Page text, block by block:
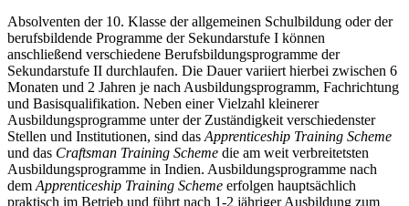
Absolventen der 10. Klasse der allgemeinen Schulbildung oder der
berufsbildende Programme der Sekundarstufe I können
anschließend verschiedene Berufsbildungsprogramme der
Sekundarstufe II durchlaufen. Die Dauer variiert hierbei zwischen 6
Monaten und 2 Jahren je nach Ausbildungsprogramm, Fachrichtung
und Basisqualifikation. Neben einer Vielzahl kleinerer
Ausbildungsprogramme unter der Zuständigkeit verschiedenster
Stellen und Institutionen, sind das Apprenticeship Training Scheme
und das Craftsman Training Scheme die am weit verbreitetsten
Ausbildungsprogramme in Indien. Ausbildungsprogramme nach
dem Apprenticeship Training Scheme erfolgen hauptsächlich
praktisch im Betrieb und führt nach 1-2 jähriger Ausbildung zum